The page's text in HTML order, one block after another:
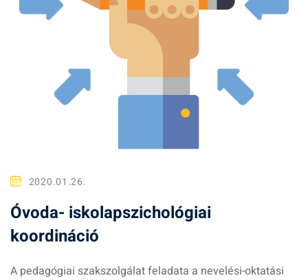
2020.01.26.
Óvoda- iskolapszichológiai
koordináció
A pedagógiai szakszolgálat feladata a nevelési-oktatási